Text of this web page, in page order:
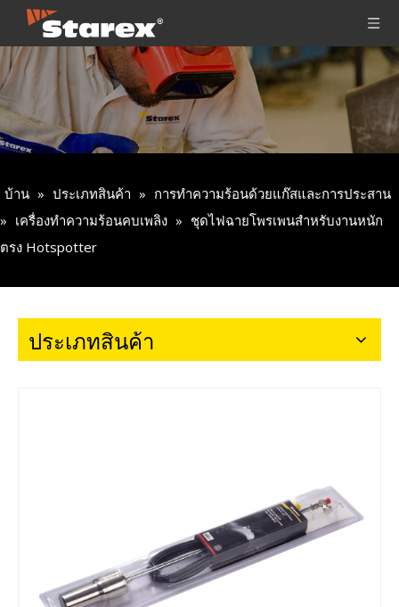
บ้าน » ประเภทสินค้า » การทำความร้อนด้วยแก๊สและการประสาน
» เครื่องทำความร้อนคบเพลิง » ชุดไฟฉายโพรเพนสำหรับงานหนัก
ตรง Hotspotter
ประเภทสินค้า